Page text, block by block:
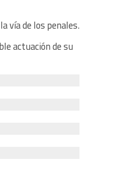
vía de los penales.
actuación de su